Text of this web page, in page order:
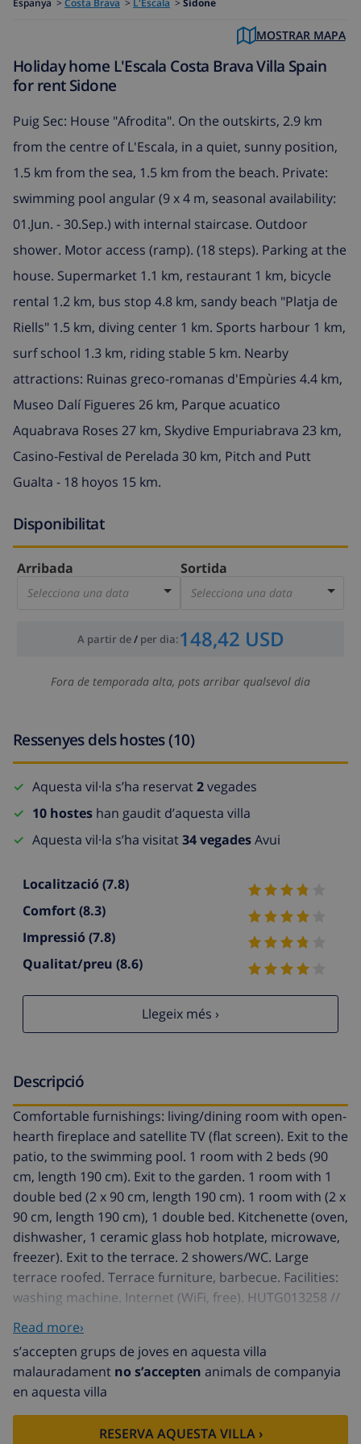
Espanya > Costa Brava > L'Escala > Sidone
MOSTRAR MAPA
Holiday home L'Escala Costa Brava Villa Spain
for rent Sidone
Puig Sec: House "Afrodita". On the outskirts, 2.9 km
from the centre of L'Escala, in a quiet, sunny position,
1.5 km from the sea, 1.5 km from the beach. Private:
swimming pool angular (9 x 4 m, seasonal availability:
01.Jun. - 30.Sep.) with internal staircase. Outdoor
shower. Motor access (ramp). (18 steps). Parking at the
house. Supermarket 1.1 km, restaurant 1 km, bicycle
rental 1.2 km, bus stop 4.8 km, sandy beach "Platja de
Riells" 1.5 km, diving center 1 km. Sports harbour 1 km,
surf school 1.3 km, riding stable 5 km. Nearby
attractions: Ruinas greco-romanas d'Empùries 4.4 km,
Museo Dalí Figueres 26 km, Parque acuatico
Aquabrava Roses 27 km, Skydive Empuriabrava 23 km,
Casino-Festival de Perelada 30 km, Pitch and Putt
Gualta - 18 hoyos 15 km.
Disponibilitat
Arribada
Selecciona una data
Sortida
Selecciona una data
A partir de/ per dia:148,42 USD
Fora de temporada alta, pots arribar qualsevol dia
Ressenyes dels hostes (10)
Aquesta vil·la s’ha reservat2vegades
10 hostes han gaudit d’aquesta villa
Aquesta vil·la s’ha visitat34 vegadesAvui
Localització (7.8)
Comfort(8.3)
Impressió (7.8)
Qualitat/preu (8.6)
Llegeix més ›
Descripció
Comfortable furnishings: living/dining room with open-
hearth fireplace and satellite TV (flat screen). Exit to the
patio, to the swimming pool. 1 room with 2 beds (90
cm, length 190 cm). Exit to the garden. 1 room with 1
double bed (2 x 90 cm, length 190 cm). 1 room with (2 x
90 cm, length 190 cm), 1 double bed. Kitchenette (oven,
dishwasher, 1 ceramic glass hob hotplate, microwave,
freezer). Exit to the terrace. 2 showers/WC. Large
terrace roofed. Terrace furniture, barbecue. Facilities:
washing machine. Internet (WiFi, free). HUTG013258 //
ESFCTU00001701000005942700000000000000HUTG-
013258-407
Puig Sec: House "Afrodita". On the outskirts, 2.9 km
from the centre of L'Escala, in a quiet, sunny position,
1.5 km from the sea, 1.5 km from the beach. Private:
swimming pool angular (9 x 4 m, seasonal availability:
Read more›
s’accepten grups de joves en aquesta villa
malauradament no s’accepten animals de companyia
en aquesta villa
RESERVA AQUESTA VILLA ›